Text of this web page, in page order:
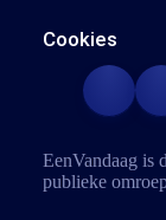
Cookies
EenVandaag is
publieke